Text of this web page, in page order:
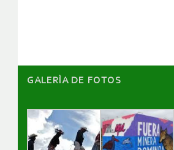
GALERÌA DE FOTOS